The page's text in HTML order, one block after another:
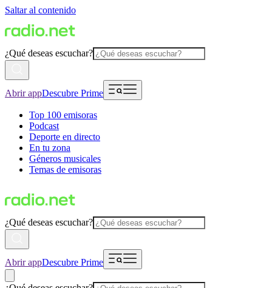
Saltar al contenido
¿Qué deseas escuchar?
Abrir appDescubre Prime
Top 100 emisoras
Podcast
Deporte en directo
En tu zona
Géneros musicales
Temas de emisoras
¿Qué deseas escuchar?
Abrir appDescubre Prime